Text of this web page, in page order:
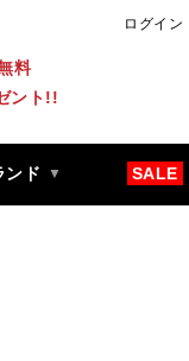
ログイン
料
ント!!
ンド SALE